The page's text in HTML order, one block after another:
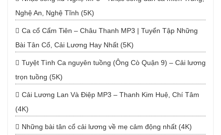
Nghệ An, Nghệ Tĩnh (5K)
Ca cổ Cẩm Tiên – Châu Thanh MP3 | Tuyển Tập Những
Bài Tân Cổ, Cải Lương Hay Nhất (5K)
Tuyệt Tình Ca nguyên tuồng (Ông Cò Quận 9) – Cải lương
trọn tuồng (5K)
Cải Lương Lan Và Điệp MP3 – Thanh Kim Huệ, Chí Tâm
(4K)
Những bài tân cổ cải lương về mẹ cảm động nhất (4K)